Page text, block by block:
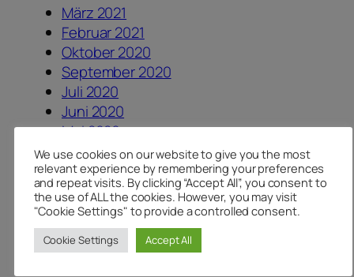
März 2021
Februar 2021
Oktober 2020
September 2020
Juli 2020
Juni 2020
Mai 2020
April 2020
August 2019
August 2018
Juli 2018
Juni 2018
April 2018
We use cookies on our website to give you the most
relevant experience by remembering your preferences
and repeat visits. By clicking “Accept All”, you consent to
the use of ALL the cookies. However, you may visit
"Cookie Settings" to provide a controlled consent.
Cookie Settings Accept All